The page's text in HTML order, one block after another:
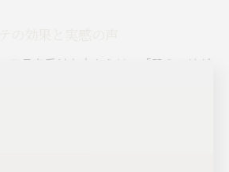
ステを受けた方からは、「肌のハリが